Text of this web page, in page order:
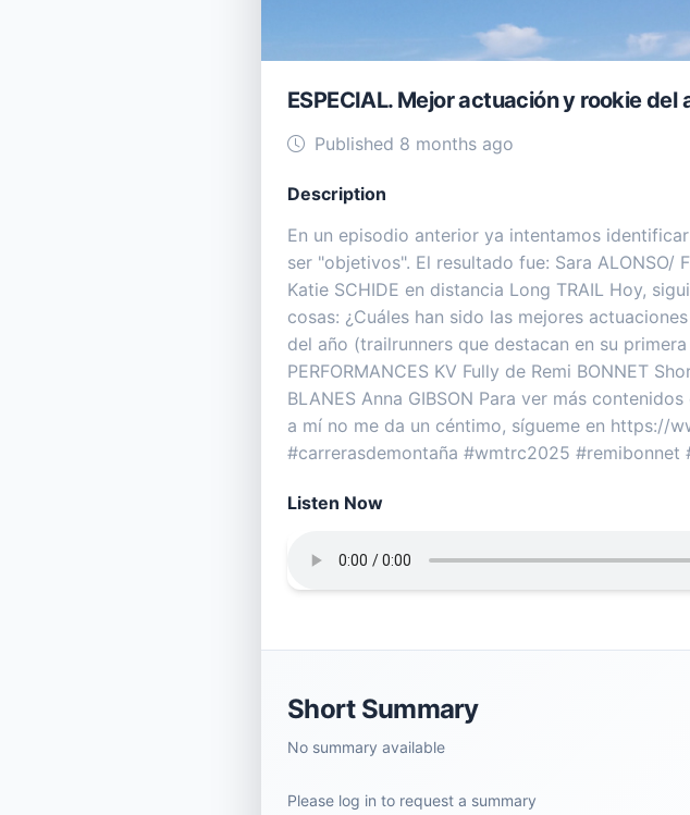
ESPECIAL. Mejor actuación y rookie del
Published 8 months ago
Description
En un episodio anterior ya intentamos
ser "objetivos". El resultado fue: Sara ALONSO/
Katie SCHIDE en distancia Long TRAIL Hoy,
cosas: ¿Cuáles han sido las mejores
del año (trailrunners que destacan en su
PERFORMANCES KV Fully de Remi BONNET
BLANES Anna GIBSON Para ver más
a mí no me da un céntimo, sígueme en https://
#carrerasdemontaña #wmtrc2025
Listen Now
Short Summary
No summary available
Please log in to request a summary